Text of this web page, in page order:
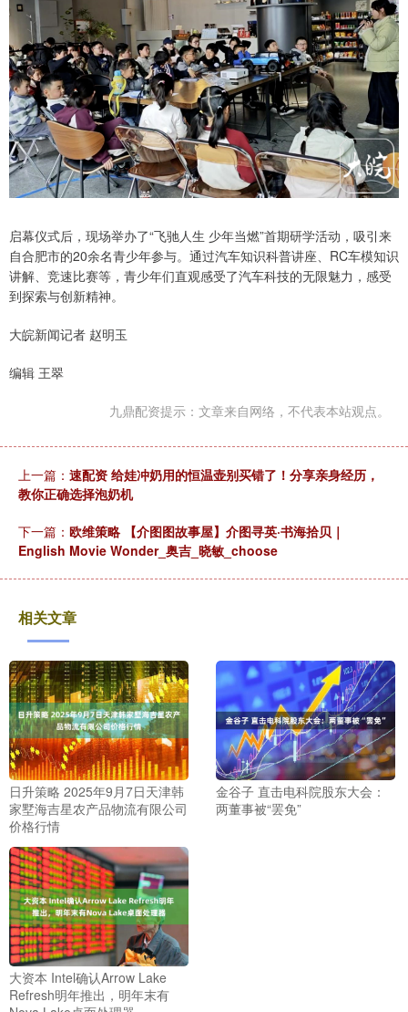
启幕仪式后，现场举办了“飞驰人生 少年当燃”首期研学活动，吸引来
自合肥市的20余名青少年参与。通过汽车知识科普讲座、RC车模知识
讲解、竞速比赛等，青少年们直观感受了汽车科技的无限魅力，感受
到探索与创新精神。
大皖新闻记者 赵明玉
编辑 王翠
九鼎配资提示：文章来自网络，不代表本站观点。
上一篇： 速配资 给娃冲奶用的恒温壶别买错了！分享亲身经历，
教你正确选择泡奶机
下一篇： 欧维策略 【介图图故事屋】介图寻英·书海拾贝｜
English Movie Wonder_奥吉_晓敏_choose
相关文章
日升策略 2025年9月7日天津韩
家墅海吉星农产品物流有限公司
价格行情
金谷子 直击电科院股东大会：
两董事被“罢免”
大资本 Intel确认Arrow Lake
Refresh明年推出，明年末有